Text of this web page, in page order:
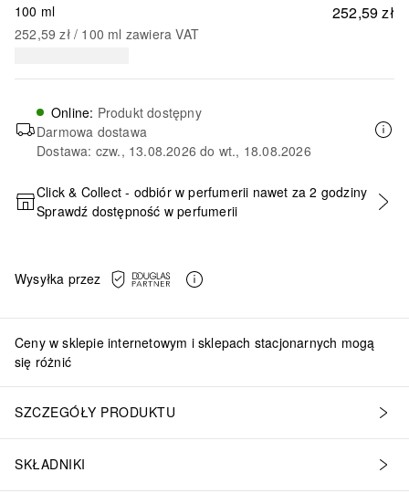
252,59 zł
100 ml
252,59 zł / 100 ml zawiera VAT
Online: Produkt dostępny
Darmowa dostawa
Dostawa: czw., 13.08.2026 do wt., 18.08.2026
DODAJ DO KOSZYKA
Click & Collect - odbiór w perfumerii nawet za 2 godziny
Sprawdź dostępność w perfumerii
Wysyłka przez
Ceny w sklepie internetowym i sklepach stacjonarnych mogą
się różnić
SZCZEGÓŁY PRODUKTU
SKŁADNIKI